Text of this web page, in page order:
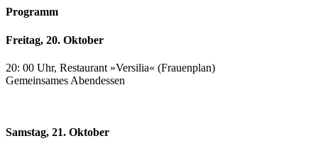
Programm
Freitag, 20. Oktober
20: 00 Uhr, Restaurant »Versilia« (Frauenplan)
Gemeinsames Abendessen
Samstag, 21. Oktober